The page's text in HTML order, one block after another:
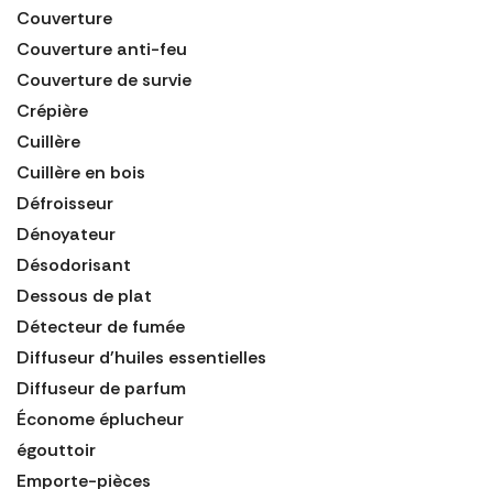
Couverture
Couverture anti-feu
Couverture de survie
Crépière
Cuillère
Cuillère en bois
Défroisseur
Dénoyateur
Désodorisant
Dessous de plat
Détecteur de fumée
Diffuseur d'huiles essentielles
Diffuseur de parfum
Économe éplucheur
égouttoir
Emporte-pièces